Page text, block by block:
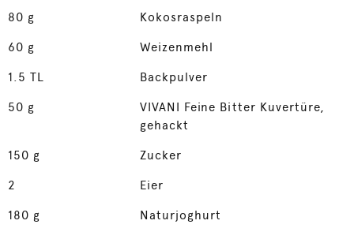
80 g Kokosraspeln
60 g Weizenmehl
1.5TL Backpulver
50 g
VIVANI Feine Bitter Kuvertüre,
gehackt
150 g Zucker
2 Eier
180 g Naturjoghurt